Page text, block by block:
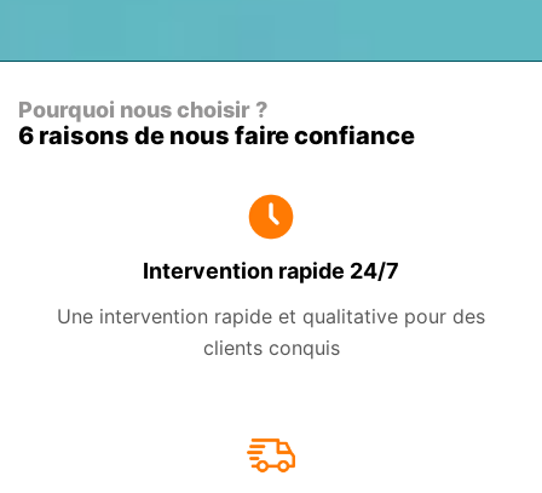
Pourquoi nous choisir ?
6 raisons de nous faire confiance
Intervention rapide 24/7
Une intervention rapide et qualitative pour des
clients conquis